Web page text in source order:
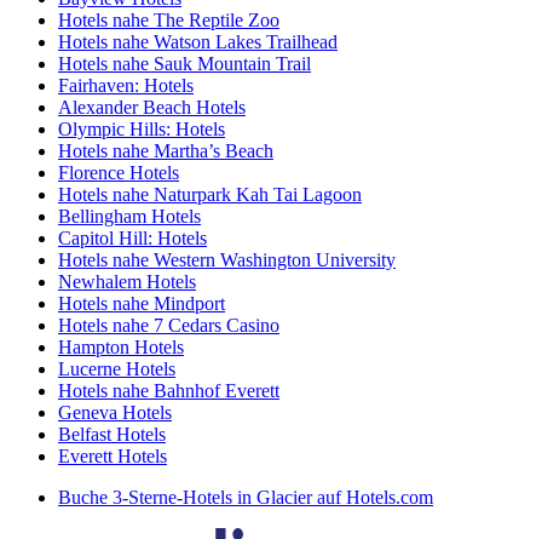
Hotels nahe The Reptile Zoo
Hotels nahe Watson Lakes Trailhead
Hotels nahe Sauk Mountain Trail
Fairhaven: Hotels
Alexander Beach Hotels
Olympic Hills: Hotels
Hotels nahe Martha’s Beach
Florence Hotels
Hotels nahe Naturpark Kah Tai Lagoon
Bellingham Hotels
Capitol Hill: Hotels
Hotels nahe Western Washington University
Newhalem Hotels
Hotels nahe Mindport
Hotels nahe 7 Cedars Casino
Hampton Hotels
Lucerne Hotels
Hotels nahe Bahnhof Everett
Geneva Hotels
Belfast Hotels
Everett Hotels
Buche 3-Sterne-Hotels in Glacier auf Hotels.com